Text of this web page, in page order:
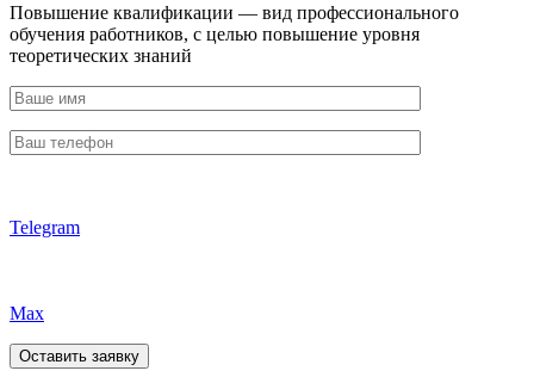
Повышение квалификации — вид профессионального
обучения работников, с целью повышение уровня
теоретических знаний
Telegram
Max